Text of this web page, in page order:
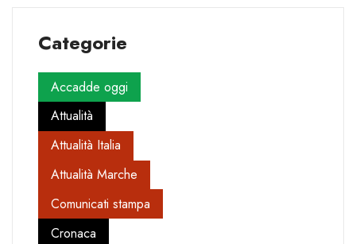
Categorie
Accadde oggi
Attualità
Attualità Italia
Attualità Marche
Comunicati stampa
Cronaca